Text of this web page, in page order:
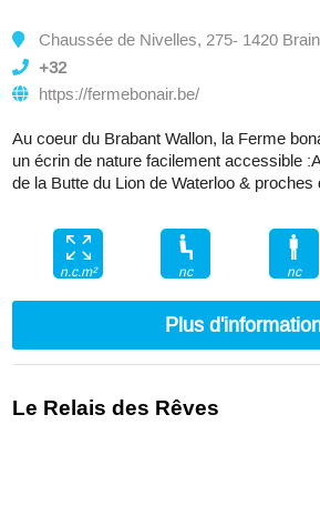
Chaussée de Nivelles, 275- 1420
+32
https://fermebonair.be/
Au coeur du Brabant Wallon, la Ferme
un écrin de nature facilement accessible
de la Butte du Lion de Waterloo & proches
n.c.m² nc nc
Plus
Le Relais des Rêves